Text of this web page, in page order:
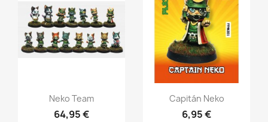
Vista rápida
Neko Team
64,95 €
Vista rápida
Capitán Neko
6,95 €